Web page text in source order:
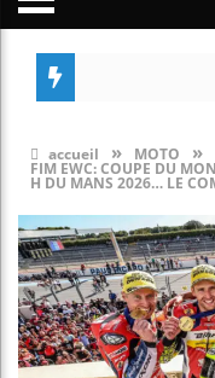
accueil » MOTO »
FIM EWC: COUPE DU
H DU MANS 2026… LE